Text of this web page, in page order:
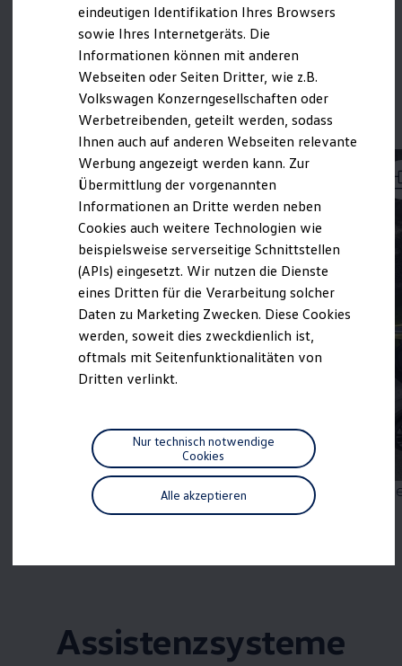
Lifestyle Shop
T-Roc Kollektion
Golf Kollektion
Volkswagen Kollektion
R-Kollektion
GTI Kollektion
Fußball Drop
we drive football
#wedriveproud
Besitzer und Service
myVolkswagen
Software Updates
Service und Ersatzteile
Inspektion und HU/AU
Reparaturen und Checks
Motorenöl und Flüssigkeiten
Räder und Reifen
Pannen- und Unfallhilfe
Economy Service
Volkswagen Teile
Zubehör
Modellspezifisches Zubehör
Individualisieren
Wallbox und Ladekabel
Digitale Extras
Dienste für Ihr Modell finden
Volkswagen Apps, Login und Shop
Handy und Fahrzeug verbinden
Vorgängermodelle
Assistenzsysteme
Digitale Betriebsanleitung
Parkassistenzsyste
me im Detail.
Mehr zum Parkassistent „Park Assist Pro“
Assistenzsysteme
eindeutigen Identifikation Ihres Browsers
sowie Ihres Internetgeräts. Die
Informationen können mit anderen
Webseiten oder Seiten Dritter, wie z.B.
Volkswagen Konzerngesellschaften oder
Werbetreibenden, geteilt werden, sodass
Ihnen auch auf anderen Webseiten relevante
Werbung angezeigt werden kann. Zur
Übermittlung der vorgenannten
Informationen an Dritte werden neben
Cookies auch weitere Technologien wie
beispielsweise serverseitige Schnittstellen
(APIs) eingesetzt. Wir nutzen die Dienste
eines Dritten für die Verarbeitung solcher
Daten zu Marketing Zwecken. Diese Cookies
werden, soweit dies zweckdienlich ist,
oftmals mit Seitenfunktionalitäten von
Dritten verlinkt.
Alle akzeptieren
Nur technisch notwendige
Cookies